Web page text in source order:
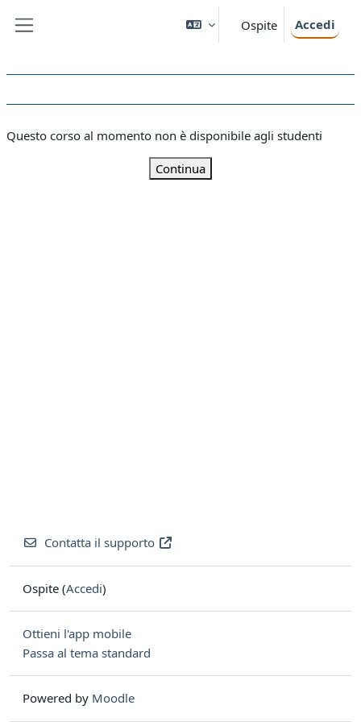
Ospite Accedi
Questo corso al momento non è disponibile agli studenti
Continua
Contatta il supporto
Ospite (Accedi)
Ottieni l'app mobile
Passa al tema standard
Powered by Moodle